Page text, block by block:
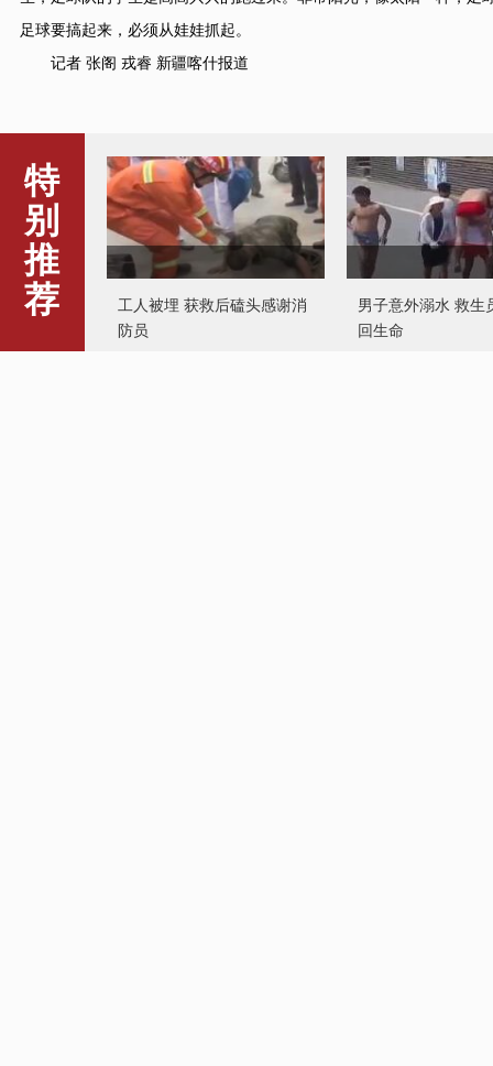
足球要搞起来，必须从娃娃抓起。
记者 张阁 戎睿 新疆喀什报道
特
别
推
荐
工人被埋 获救后磕头感谢消
防员
男子意外溺水 救生
回生命